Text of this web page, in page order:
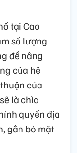
tại Cao
số lượng
để nâng
của hệ
của
là chìa
quyền địa
gắn bó mật